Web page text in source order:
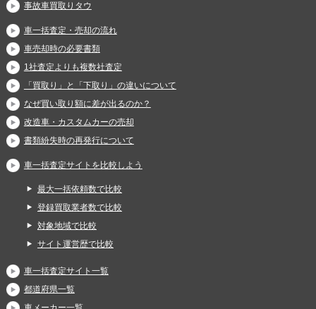
事故車買取りタウ
車一括査定・売却の流れ
車売却時の必要書類
1社査定よりも複数社査定
「買取り」と「下取り」の違いについて
なぜ買い取り額に差が出るのか？
改造車・カスタムカーの売却
書類紛失時の再発行について
車一括査定サイトを比較しよう
最大一括依頼数で比較
登録買取業者数で比較
対象地域で比較
サイト運営歴で比較
車一括査定サイト一覧
都道府県一覧